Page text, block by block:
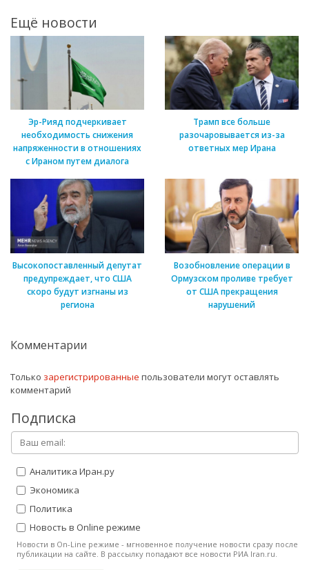
Ещё новости
Эр-Рияд подчеркивает
необходимость снижения
напряженности в отношениях
с Ираном путем диалога
Трамп все больше
разочаровывается из-за
ответных мер Ирана
Высокопоставленный депутат
предупреждает, что США
скоро будут изгнаны из
региона
Возобновление операции в
Ормузском проливе требует
от США прекращения
нарушений
Комментарии
Только зарегистрированные пользователи могут оставлять
комментарий
Подписка
Аналитика Иран.ру
Экономика
Политика
Новость в Online режиме
Новости в On-Line режиме - мгновенное получение новости сразу после
публикации на сайте. В рассылку попадают все новости РИА Iran.ru.